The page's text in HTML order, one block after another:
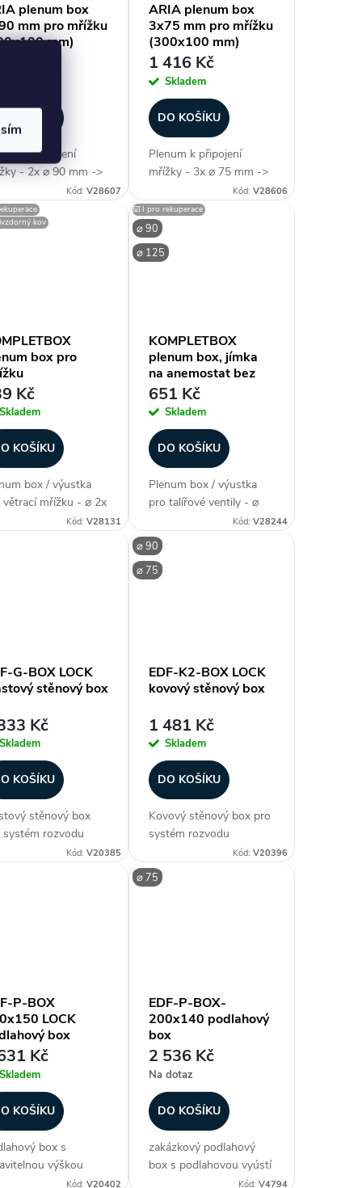
plenum box
mm pro mřížku
mm)
Kč
k připojení
- 2x ⌀ 90 mm ->
mm (mřížka),
délku
(měkký materiál -
pro
Kód:V28607
ARIA plenum box
3x75 mm pro mřížku
(300x100 mm)
1 416 Kč
Skladem
DO KOŠÍKU
Plenum k připojení
mřížky - 3x ⌀ 75 mm ->
300x100 mm (mřížka),
lze přizpůsobit délku
žebra (měkký materiál -
lze řezat), pro
podlahovou / stropní
Kód: V28606
kov
box pro
205x85 mm
Kč
Skladem
KOŠÍKU
box / výustka
větrací mřížku - ⌀ 2x
mm / 205 x 85 mm,
pozinkovaný
barva stříbrná /
materiál hrdla
Kód:V28131
⌀ 90
⌀ 125
☑️ I pro rekuperace
KOMPLETBOX
plenum box, jímka
na anemostat bez
límce 90/125 mm
651 Kč
Skladem
DO KOŠÍKU
Plenum box / výustka
pro talířové ventily - ⌀
90 mm / ⌀ 125 mm
(průměr potrubí), PP-R
materiál, bez límce,
patentově chráněná
Kód: V28244
G-BOX LOCK
stěnový box
Kč
Skladem
KOŠÍKU
stěnový box
systém rozvodu
ED Flex® slouží
ED Flex
a distribuci
z a do
Kód:V20385
⌀ 90
⌀ 75
EDF-K2-BOX LOCK
kovový stěnový box
1 481 Kč
Skladem
DO KOŠÍKU
Kovový stěnový box pro
systém rozvodu
vzduchu ED Flex® slouží
k připojení ED Flex
potrubí a distribuci
Kód: V20396
P-BOX
LOCK
box
Kč
Skladem
KOŠÍKU
box s
výškou
Kód:V20402
⌀ 75
EDF-P-BOX-
200x140 podlahový
box
2 536 Kč
Na dotaz
DO KOŠÍKU
zakázkový podlahový
box s podlahovou vyústí
rozměry 205 x 105, 285
Kód: V4794